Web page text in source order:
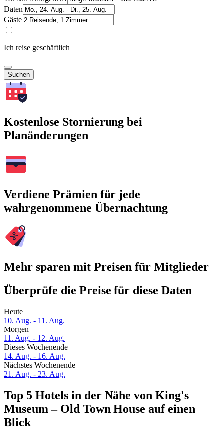
Daten
Gäste
Ich reise geschäftlich
Suchen
Kostenlose Stornierung bei
Planänderungen
Verdiene Prämien für jede
wahrgenommene Übernachtung
Mehr sparen mit Preisen für Mitglieder
Überprüfe die Preise für diese Daten
Heute
10. Aug. - 11. Aug.
Morgen
11. Aug. - 12. Aug.
Dieses Wochenende
14. Aug. - 16. Aug.
Nächstes Wochenende
21. Aug. - 23. Aug.
Top 5 Hotels in der Nähe von King's
Museum – Old Town House auf einen
Blick